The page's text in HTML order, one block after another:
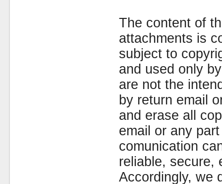
The content of
attachments is
subject to
and used only
are not the
by return email
and erase all
email or any
comunication
reliable, secure,
Accordingly, we